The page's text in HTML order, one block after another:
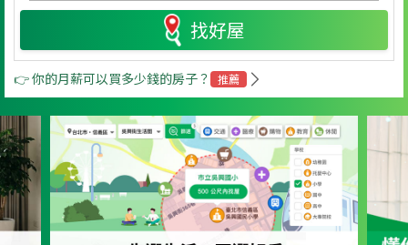
找好屋
👉 你的月薪可以買多少錢的房子？ 推薦